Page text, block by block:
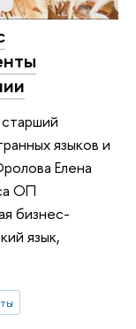
языков и
Елена
ОП
бизнес-
язык,